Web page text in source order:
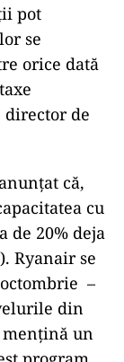
pot
se
orice dată
director de
că,
cu
de 20% deja
Ryanair se
–
din
mențină un